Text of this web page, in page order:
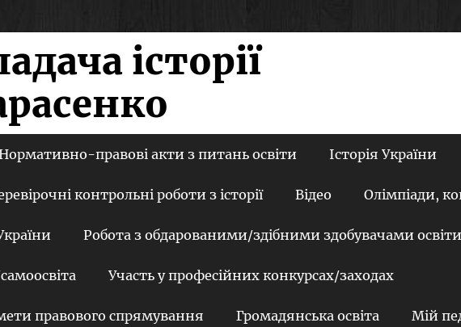
історії
правові акти з питань освіти Історія України
контрольні роботи з історії Відео Олімпіади,
Робота з обдарованими/здібними здобувачами освіти
Участь у професійних конкурсах/заходах
правового спрямування Громадянська освіта Мій